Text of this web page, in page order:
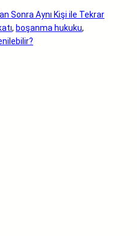
Sonra Aynı Kişi ile Tekrar
, boşanma hukuku